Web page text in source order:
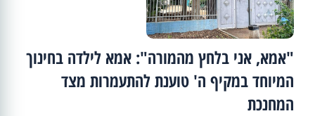
"אמא, אני בלחץ מהמורה": אמא לילדה בחינוך
המיוחד במקיף ה' טוענת להתעמרות מצד
המחנכת